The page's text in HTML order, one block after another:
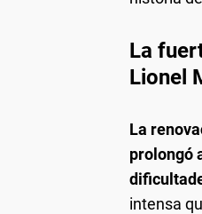
La
Lionel
La
prolongó
intensa